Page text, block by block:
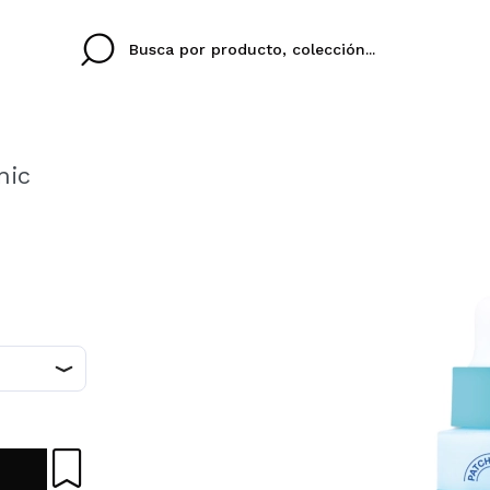
Al crear una cuenta
rápidamente, revisar
IDIOMA
colori